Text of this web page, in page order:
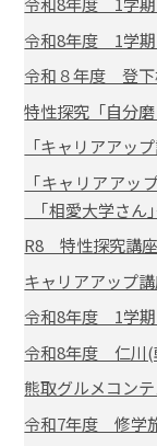
令和8年度 1学
令和８年度 登
特性探究「自分
「キャリアアッ
「キャリアアッ
｢相愛大学さん
R8 特性探究講
キャリアアップ
令和8年度 1学
令和8年度 仁川
熊取グルメコン
令和7年度 修学